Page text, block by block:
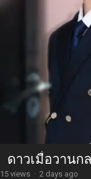
ดาวเมื่อวานก
15 views · 2 days ago